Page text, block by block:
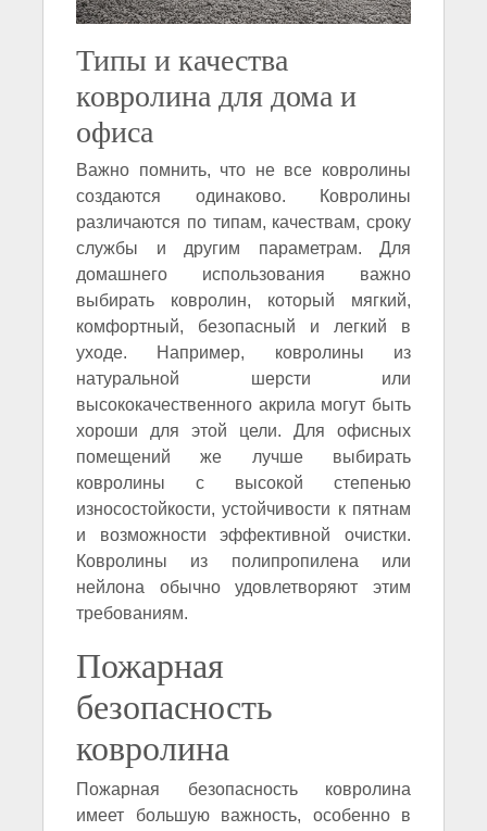
Типы и качества
ковролина для дома и
офиса
Важно помнить, что не все ковролины
создаются одинаково. Ковролины
различаются по типам, качествам, сроку
службы и другим параметрам. Для
домашнего использования важно
выбирать ковролин, который мягкий,
комфортный, безопасный и легкий в
уходе. Например, ковролины из
натуральной шерсти или
высококачественного акрила могут быть
хороши для этой цели. Для офисных
помещений же лучше выбирать
ковролины с высокой степенью
износостойкости, устойчивости к пятнам
и возможности эффективной очистки.
Ковролины из полипропилена или
нейлона обычно удовлетворяют этим
требованиям.
Пожарная
безопасность
ковролина
Пожарная безопасность ковролина
имеет большую важность, особенно в